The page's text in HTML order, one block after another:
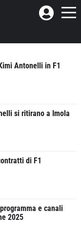
Antonelli in F1
si ritirano a Imola
di F1
e canali
2025